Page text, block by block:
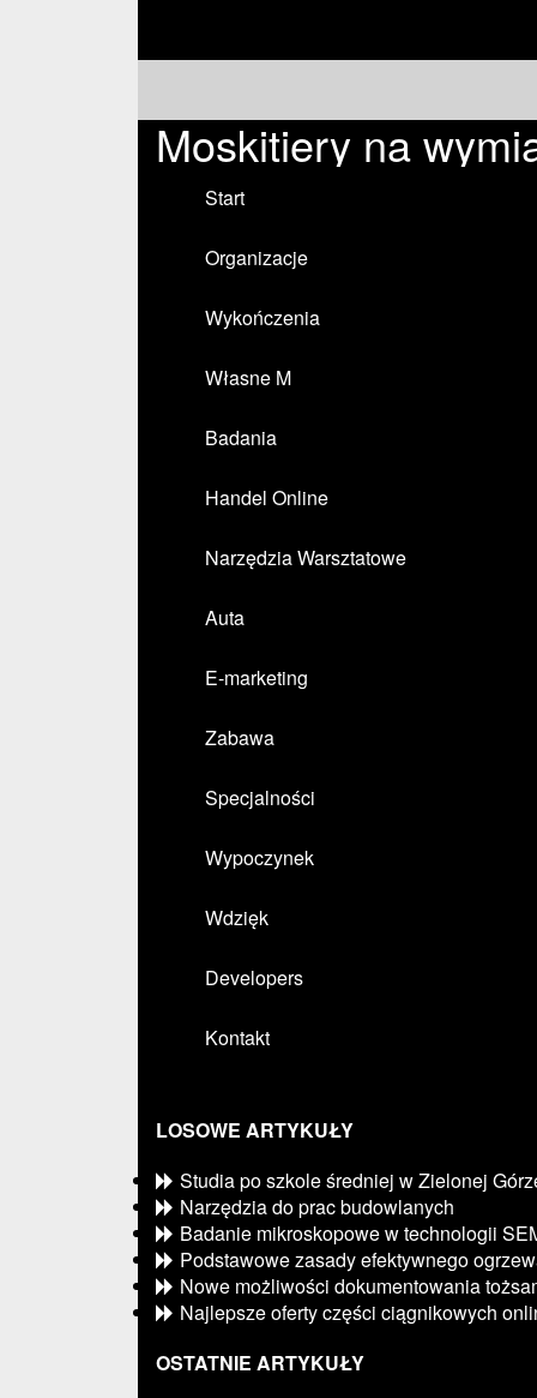
Moskitiery na
Start
Organizacje
Wykończenia
Własne M
Badania
Handel Online
Narzędzia Warsztatowe
Auta
E-marketing
Zabawa
Specjalności
Wypoczynek
Wdzięk
Developers
Kontakt
LOSOWE ARTYKUŁY
Studia po szkole średniej w Zielonej
Narzędzia do prac budowlanych
Badanie mikroskopowe w technologii
Podstawowe zasady efektywnego
Nowe możliwości dokumentowania
Najlepsze oferty części ciągnikowych
OSTATNIE ARTYKUŁY